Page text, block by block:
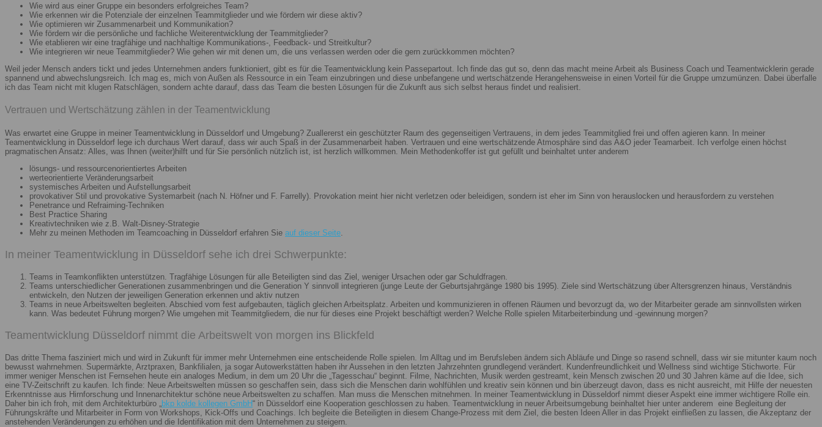
Wie wird aus einer Gruppe ein besonders erfolgreiches Team?
Wie erkennen wir die Potenziale der einzelnen Teammitglieder und wie fördern wir diese aktiv?
Wie optimieren wir Zusammenarbeit und Kommunikation?
Wie fördern wir die persönliche und fachliche Weiterentwicklung der Teammitglieder?
Wie etablieren wir eine tragfähige und nachhaltige Kommunikations-, Feedback- und Streitkultur?
Wie integrieren wir neue Teammitglieder? Wie gehen wir mit denen um, die uns verlassen werden oder die gern zurückkommen möchten?
Weil jeder Mensch anders tickt und jedes Unternehmen anders funktioniert, gibt es für die Teamentwicklung kein Passepartout. Ich finde das gut so, denn das macht meine Arbeit als Business Coach und Teamentwicklerin gerade
spannend und abwechslungsreich. Ich mag es, mich von Außen als Ressource in ein Team einzubringen und diese unbefangene und wertschätzende Herangehensweise in einen Vorteil für die Gruppe umzumünzen. Dabei überfalle
ich das Team nicht mit klugen Ratschlägen, sondern achte darauf, dass das Team die besten Lösungen für die Zukunft aus sich selbst heraus findet und realisiert.
Vertrauen und Wertschätzung zählen in der Teamentwicklung
Was erwartet eine Gruppe in meiner Teamentwicklung in Düsseldorf und Umgebung? Zuallererst ein geschützter Raum des gegenseitigen Vertrauens, in dem jedes Teammitglied frei und offen agieren kann. In meiner
Teamentwicklung in Düsseldorf lege ich durchaus Wert darauf, dass wir auch Spaß in der Zusammenarbeit haben. Vertrauen und eine wertschätzende Atmosphäre sind das A&O jeder Teamarbeit. Ich verfolge einen höchst
pragmatischen Ansatz: Alles, was Ihnen (weiter)hilft und für Sie persönlich nützlich ist, ist herzlich willkommen. Mein Methodenkoffer ist gut gefüllt und beinhaltet unter anderem
lösungs- und ressourcenorientiertes Arbeiten
werteorientierte Veränderungsarbeit
systemisches Arbeiten und Aufstellungsarbeit
provokativer Stil und provokative Systemarbeit (nach N. Höfner und F. Farrelly). Provokation meint hier nicht verletzen oder beleidigen, sondern ist eher im Sinn von herauslocken und herausfordern zu verstehen
Penetrance und Refraiming-Techniken
Best Practice Sharing
Kreativtechniken wie z.B. Walt-Disney-Strategie
Mehr zu meinen Methoden im Teamcoaching in Düsseldorf erfahren Sie auf dieser Seite.
In meiner Teamentwicklung in Düsseldorf sehe ich drei Schwerpunkte:
Teams in Teamkonflikten unterstützen. Tragfähige Lösungen für alle Beteiligten sind das Ziel, weniger Ursachen oder gar Schuldfragen.
Teams unterschiedlicher Generationen zusammenbringen und die Generation Y sinnvoll integrieren (junge Leute der Geburtsjahrgänge 1980 bis 1995). Ziele sind Wertschätzung über Altersgrenzen hinaus, Verständnis
entwickeln, den Nutzen der jeweiligen Generation erkennen und aktiv nutzen
Teams in neue Arbeitswelten begleiten. Abschied vom fest aufgebauten, täglich gleichen Arbeitsplatz. Arbeiten und kommunizieren in offenen Räumen und bevorzugt da, wo der Mitarbeiter gerade am sinnvollsten wirken
kann. Was bedeutet Führung morgen? Wie umgehen mit Teammitgliedern, die nur für dieses eine Projekt beschäftigt werden? Welche Rolle spielen Mitarbeiterbindung und -gewinnung morgen?
Teamentwicklung Düsseldorf nimmt die Arbeitswelt von morgen ins Blickfeld
Das dritte Thema fasziniert mich und wird in Zukunft für immer mehr Unternehmen eine entscheidende Rolle spielen. Im Alltag und im Berufsleben ändern sich Abläufe und Dinge so rasend schnell, dass wir sie mitunter kaum noch
bewusst wahrnehmen. Supermärkte, Arztpraxen, Bankfilialen, ja sogar Autowerkstätten haben ihr Aussehen in den letzten Jahrzehnten grundlegend verändert. Kundenfreundlichkeit und Wellness sind wichtige Stichworte. Für
immer weniger Menschen ist Fernsehen heute ein analoges Medium, in dem um 20 Uhr die „Tagesschau“ beginnt. Filme, Nachrichten, Musik werden gestreamt, kein Mensch zwischen 20 und 30 Jahren käme auf die Idee, sich
eine TV-Zeitschrift zu kaufen. Ich finde: Neue Arbeitswelten müssen so geschaffen sein, dass sich die Menschen darin wohlfühlen und kreativ sein können und bin überzeugt davon, dass es nicht ausreicht, mit Hilfe der neuesten
Erkenntnisse aus Hirnforschung und Innenarchitektur schöne neue Arbeitswelten zu schaffen. Man muss die Menschen mitnehmen. In meiner Teamentwicklung in Düsseldorf nimmt dieser Aspekt eine immer wichtigere Rolle ein.
Daher bin ich froh, mit dem Architekturbüro „bkp kolde kollegen GmbH“ in Düsseldorf eine Kooperation geschlossen zu haben. Teamentwicklung in neuer Arbeitsumgebung beinhaltet hier unter anderem eine Begleitung der
Führungskräfte und Mitarbeiter in Form von Workshops, Kick-Offs und Coachings. Ich begleite die Beteiligten in diesem Change-Prozess mit dem Ziel, die besten Ideen Aller in das Projekt einfließen zu lassen, die Akzeptanz der
anstehenden Veränderungen zu erhöhen und die Identifikation mit dem Unternehmen zu steigern.